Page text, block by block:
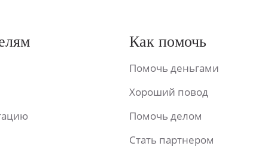
Как помочь
Помочь деньгами
Хороший повод
Помочь делом
Стать партнером